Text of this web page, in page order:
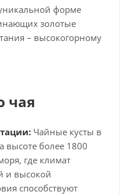
форме
золотые
– высокогорному
чая
Чайные кусты в
высоте более 1800
где климат
и высокой
способствуют